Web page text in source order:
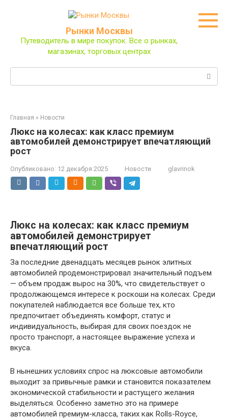
Рынки Москвы
Путеводитель в мире покупок. Все о рынках,
магазинах, торговых центрах
Главная » Новости
Люкс на колесах: как класс премиум
автомобилей демонстрирует впечатляющий
рост
Опубликовано: 12 декабря 2025 Новости glavrinok
Люкс на колесах: как класс премиум
автомобилей демонстрирует
впечатляющий рост
За последние двенадцать месяцев рынок элитных
автомобилей продемонстрировал значительный подъем
— объем продаж вырос на 30%, что свидетельствует о
продолжающемся интересе к роскоши на колесах. Среди
покупателей наблюдается все больше тех, кто
предпочитает объединять комфорт, статус и
индивидуальность, выбирая для своих поездок не
просто транспорт, а настоящее выражение успеха и
вкуса.
В нынешних условиях спрос на люксовые автомобили
выходит за привычные рамки и становится показателем
экономической стабильности и растущего желания
выделяться. Особенно заметно это на примере
автомобилей премиум-класса, таких как Rolls-Royce,